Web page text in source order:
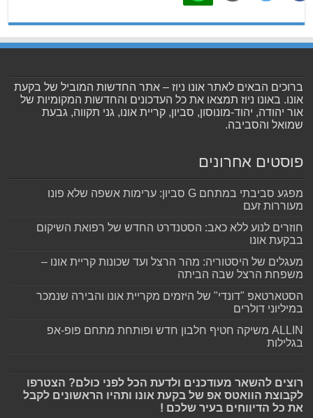
ברוכים הבאים לאתר אונו ניוז – אתר החדשות המוביל של בקעת
אונו. באונו ניוז תמצאו את כל העדכונים והחדשות המקומיות של
אור יהודה, יהוד-מונוסון, סביון, קריית אונו, גני תקווה, גבעת
שמואל והסביבה.
פוסטים אחרונים
מפגע סביבתי במתחם G סביון: ערימות אשפה שלא פונו
מעוררות זעם
חוזרים לנוע ללא כאב: הסטנדרט החדש של רפואת השיקום
בבקעת אונו
מעגלים של היסטוריה: מהר הרצל ועד שכונות קריית אונו –
משפחת הרצל שבה הביתה
הסטארטאפ "דונדי" של היזמים מקריית אונו והבירה שנמכר
במיליוני דולרים
ALLIN משיקה חטיף חלבון חדש ופותחת מתחם פופ-אפ
בגלילות
רוצים להשאר מעודכנים ולדעת הכל לפני כולם? הצטרפו
לקבוצת הוואטס אפ של בקעת אונו ותהיו הראשונים לקבל
את כל הדיווחים בעיר שלכם !